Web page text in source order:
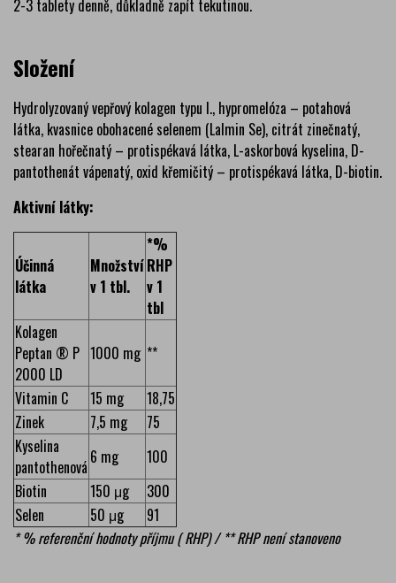
2-3 tablety denně, důkladně zapít tekutinou.
Složení
Hydrolyzovaný vepřový kolagen typu I., hypromelóza – potahová
látka, kvasnice obohacené selenem (Lalmin Se), citrát zinečnatý,
stearan hořečnatý – protispékavá látka, L-askorbová kyselina, D-
pantothenát vápenatý, oxid křemičitý – protispékavá látka, D-biotin.
Aktivní látky:
Účinná
látka
Množství
v 1 tbl.
*%
RHP
v 1
tbl
Kolagen
Peptan ® P
2000 LD
1000 mg **
Vitamin C 15 mg
18,75
Zinek
7,5 mg
75
Kyselina
pantothenová 6 mg
100
Biotin
150 μg
300
Selen
50 μg
91
* % referenční hodnoty příjmu ( RHP) / ** RHP není stanoveno